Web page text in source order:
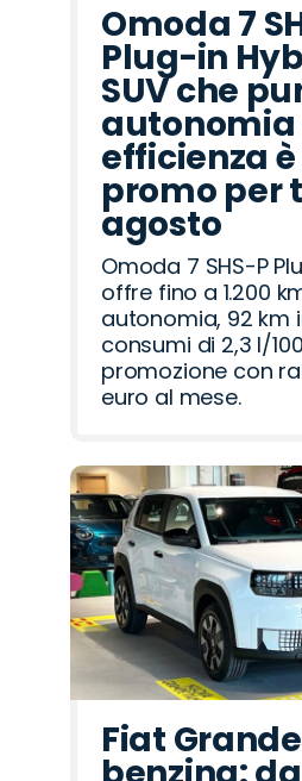
Omoda 7
Plug-in
SUV che
autonomia
efficienza
promo per
agosto
Omoda 7 SHS-P
offre fino a 1.200
autonomia, 92 km
consumi di 2,3 l/
promozione con
euro al mese.
Fiat